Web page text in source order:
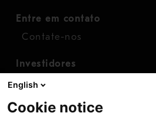
Entre em contato
Contate-nos
Investidores
Calendário para investidores
Finanças
English
Cookie notice